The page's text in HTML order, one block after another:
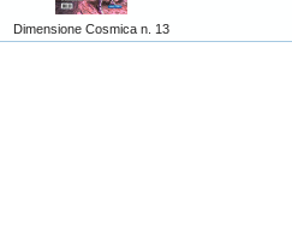
Dimensione Cosmica n. 13